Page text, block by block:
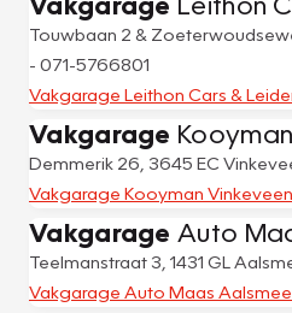
Touwbaan 2 &
- 071-5766801
Vakgarage Leithon Cars &
Vakgarage Kooyman
Demmerik 26, 3645 EC
Vakgarage Kooyman Vinkeveen
Vakgarage Auto
Teelmanstraat 3, 1431 GL
Vakgarage Auto Maas